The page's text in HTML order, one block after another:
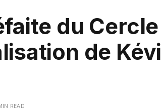
du Cercle
de
READ